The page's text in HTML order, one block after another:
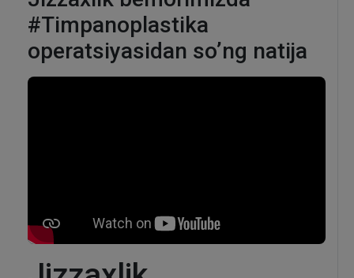
#Timpanoplastika
operatsiyasidan so’ng natija